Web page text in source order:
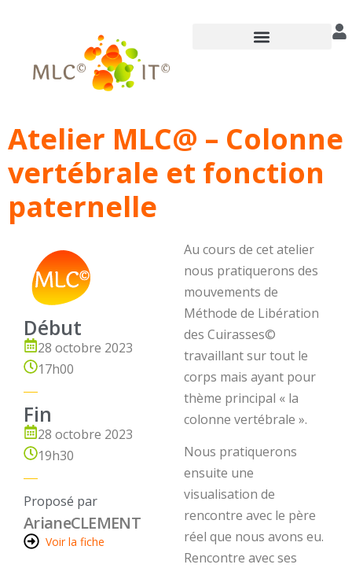
Atelier MLC@ – Colonne
vertébrale et fonction
paternelle
Début
28 octobre 2023
17h00
Fin
28 octobre 2023
19h30
Proposé par
ArianeCLEMENT
Voir la fiche
Au cours de cet atelier
nous pratiquerons des
mouvements de
Méthode de Libération
des Cuirasses©
travaillant sur tout le
corps mais ayant pour
thème principal « la
colonne vertébrale ».
Nous pratiquerons
ensuite une
visualisation de
rencontre avec le père
réel que nous avons eu.
Rencontre avec ses